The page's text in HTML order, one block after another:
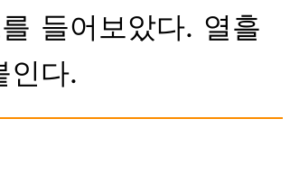
들어보았다. 열흘
인다.